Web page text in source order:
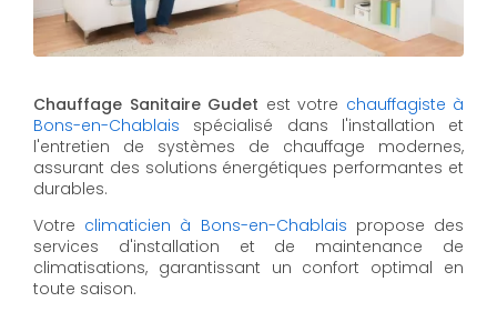
Chauffage Sanitaire Gudet est votre chauffagiste à
Bons-en-Chablais spécialisé dans l'installation et
l'entretien de systèmes de chauffage modernes,
assurant des solutions énergétiques performantes et
durables.
Votre climaticien à Bons-en-Chablais propose des
services d'installation et de maintenance de
climatisations, garantissant un confort optimal en
toute saison.